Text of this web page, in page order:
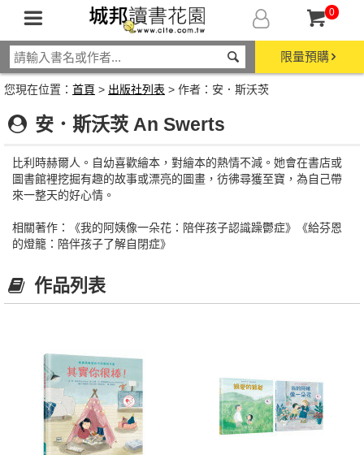
0
限量預購
您現在位置： 首頁 > 出版社列表 > 作者：安．斯沃茨
安．斯沃茨 An Swerts
比利時赫爾人。自幼喜歡繪本，對繪本的熱情不減。她會在書店或
圖書館裡挖掘有趣的故事或漂亮的圖畫，彷彿尋獲至寶，為自己帶
來一整天的好心情。
相關著作：《我的阿姨像一朵花：陪伴孩子認識躁鬱症》《給芬恩
的燈籠：陪伴孩子了解自閉症》
作品列表